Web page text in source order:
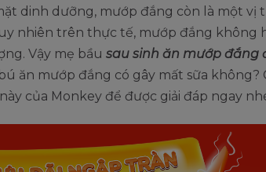
dinh dưỡng, mướp đắng còn là một vị
nhiên trên thực tế, mướp đắng không
Vậy mẹ bầu sau sinh ăn mướp đắng
ăn mướp đắng có gây mất sữa không?
của Monkey để được giải đáp ngay